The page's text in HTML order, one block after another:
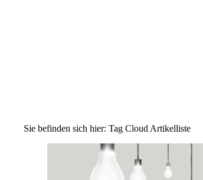
Sie befinden sich hier: Tag Cloud Artikelliste